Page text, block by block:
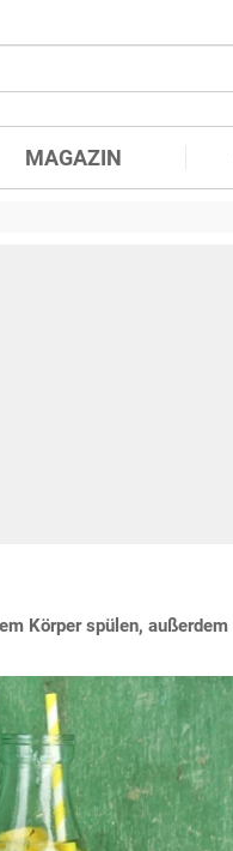
MAGAZIN
Körper spülen, außerdem